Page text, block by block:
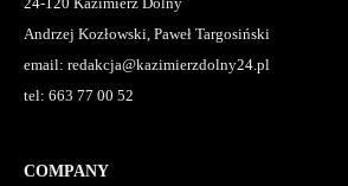
Andrzej Kozłowski, Paweł Targosiński
email: redakcja@kazimierzdolny24.pl
tel: 663 77 00 52
COMPANY